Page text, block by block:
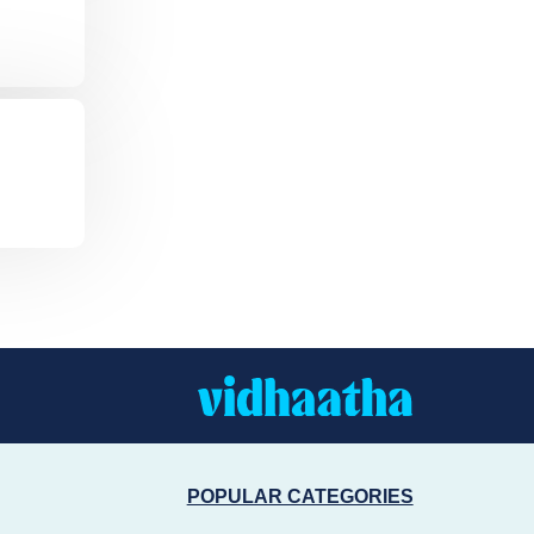
POPULAR CATEGORIES